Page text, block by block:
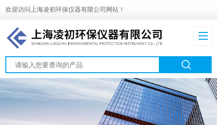
欢迎访问上海凌初环保仪器有限公司网站！